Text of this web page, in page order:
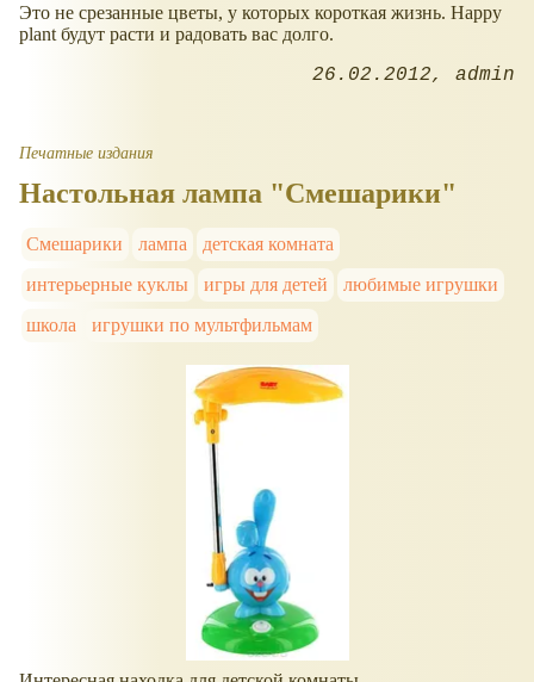
Это не срезанные цветы, у которых короткая жизнь. Happy
plant будут расти и радовать вас долго.
26.02.2012 admin
Печатные издания
Настольная лампа "Смешарики"
Смешарики лампа
детская комната
интерьерные куклы
игры для детей
любимые игрушки
школа
игрушки по мультфильмам